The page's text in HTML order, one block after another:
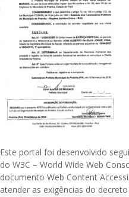
Este portal foi desenvolvido
do W3C – World Wide Web
documento Web Content
atender as exigências do